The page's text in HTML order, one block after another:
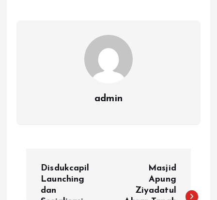
admin
Disdukcapil
Launching
dan
Masjid
Apung
Ziyadatul